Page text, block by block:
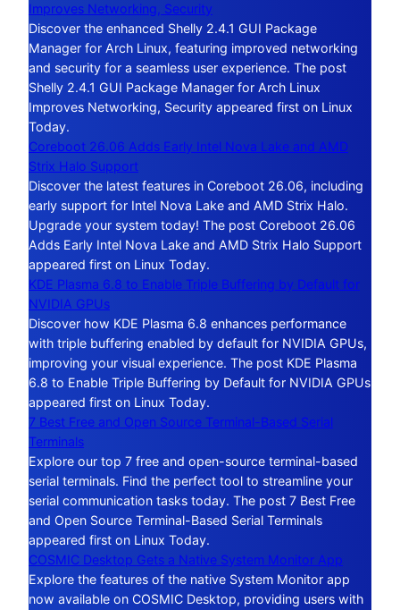
Improves Networking, Security
Discover the enhanced Shelly 2.4.1 GUI Package
Manager for Arch Linux, featuring improved networking
and security for a seamless user experience. The post
Shelly 2.4.1 GUI Package Manager for Arch Linux
Improves Networking, Security appeared first on Linux
Today.
Coreboot 26.06 Adds Early Intel Nova Lake and AMD
Strix Halo Support
Discover the latest features in Coreboot 26.06, including
early support for Intel Nova Lake and AMD Strix Halo.
Upgrade your system today! The post Coreboot 26.06
Adds Early Intel Nova Lake and AMD Strix Halo Support
appeared first on Linux Today.
KDE Plasma 6.8 to Enable Triple Buffering by Default for
NVIDIA GPUs
Discover how KDE Plasma 6.8 enhances performance
with triple buffering enabled by default for NVIDIA GPUs,
improving your visual experience. The post KDE Plasma
6.8 to Enable Triple Buffering by Default for NVIDIA GPUs
appeared first on Linux Today.
7 Best Free and Open Source Terminal-Based Serial
Terminals
Explore our top 7 free and open-source terminal-based
serial terminals. Find the perfect tool to streamline your
serial communication tasks today. The post 7 Best Free
and Open Source Terminal-Based Serial Terminals
appeared first on Linux Today.
COSMIC Desktop Gets a Native System Monitor App
Explore the features of the native System Monitor app
now available on COSMIC Desktop, providing users with